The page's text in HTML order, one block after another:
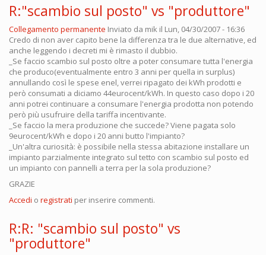
R:"scambio sul posto" vs "produttore"
Collegamento permanente Inviato da mik il Lun, 04/30/2007 - 16:36
Credo di non aver capito bene la differenza tra le due alternative, ed
anche leggendo i decreti mi è rimasto il dubbio.
_Se faccio scambio sul posto oltre a poter consumare tutta l'energia
che produco(eventualmente entro 3 anni per quella in surplus)
annullando così le spese enel, verrei ripagato dei kWh prodotti e
però consumati a diciamo 44eurocent/kWh. In questo caso dopo i 20
anni potrei continuare a consumare l'energia prodotta non potendo
però più usufruire della tariffa incentivante.
_Se faccio la mera produzione che succede? Viene pagata solo
9eurocent/kWh e dopo i 20 anni butto l'impianto?
_Un'altra curiosità: è possibile nella stessa abitazione installare un
impianto parzialmente integrato sul tetto con scambio sul posto ed
un impianto con pannelli a terra per la sola produzione?
GRAZIE
Accedi o registrati per inserire commenti.
R:R: "scambio sul posto" vs
"produttore"